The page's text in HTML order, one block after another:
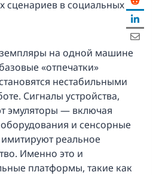
сценариев в социальных
на одной машине
«отпечатки»
нестабильными
Сигналы устройства,
эмуляторы — включая
и сенсорные
реальное
Именно это и
платформы, такие как